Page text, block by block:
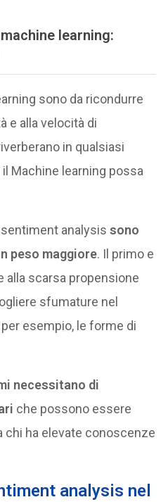
learning:
sono da ricondurre
e alla velocità di
in qualsiasi
Machine learning possa
analysissono
peso maggiore. Il primo e
alla scarsa propensione
sfumature nel
esempio, le forme di
necessitano di
che possono essere
ha elevate conoscenze
analysis nel